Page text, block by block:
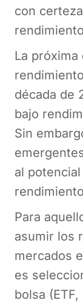
con
La
década de
bajo
Sin
al
Para
asumir los
mercados
es
bolsa